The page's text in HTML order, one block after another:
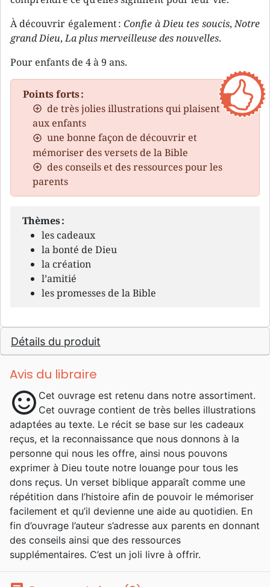
À découvrir également :Confie à Dieu tes soucis,Notre
grand Dieu,La plus merveilleuse des nouvelles.
Pour enfants de 4 à 9 ans.
Points forts :
de très jolies illustrations qui plaisent
aux enfants
une bonne façon de découvrir et
mémoriser des versets de la Bible
des conseils et des ressources pour les
parents
Thèmes :
les cadeaux
la bonté de Dieu
la création
l’amitié
les promesses de la Bible
Détails du produit
Avis du libraire
sentiment_satisfied Cet ouvrage est retenu dans notre assortiment.
Cet ouvrage contient de très belles illustrations
adaptées au texte. Le récit se base sur les cadeaux
reçus, et la reconnaissance que nous donnons à la
personne qui nous les offre, ainsi nous pouvons
exprimer à Dieu toute notre louange pour tous les
dons reçus. Un verset biblique apparaît comme une
répétition dans l’histoire afin de pouvoir le mémoriser
facilement et qu’il devienne une aide au quotidien. En
fin d’ouvrage l’auteur s’adresse aux parents en donnant
des conseils ainsi que des ressources
supplémentaires. C’est un joli livre à offrir.